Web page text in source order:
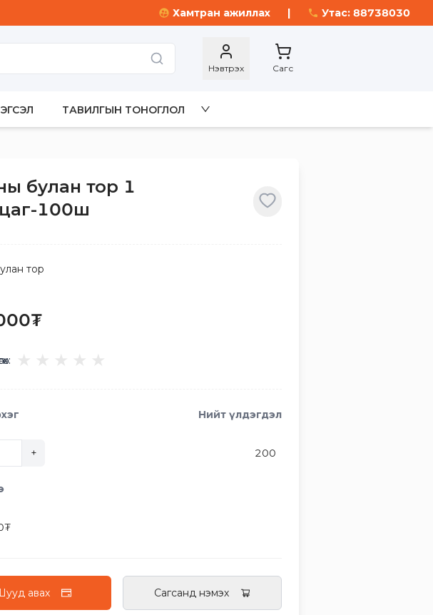
Хамтран ажиллах | Утас: 88738030
Нэвтрэх Сагс
ТАВИЛГЫН ТОНОГЛОЛ
булан тор 1
100ш
тор
₮
+
Нийт үлдэгдэл
200
₮
авах Сагсанд нэмэх